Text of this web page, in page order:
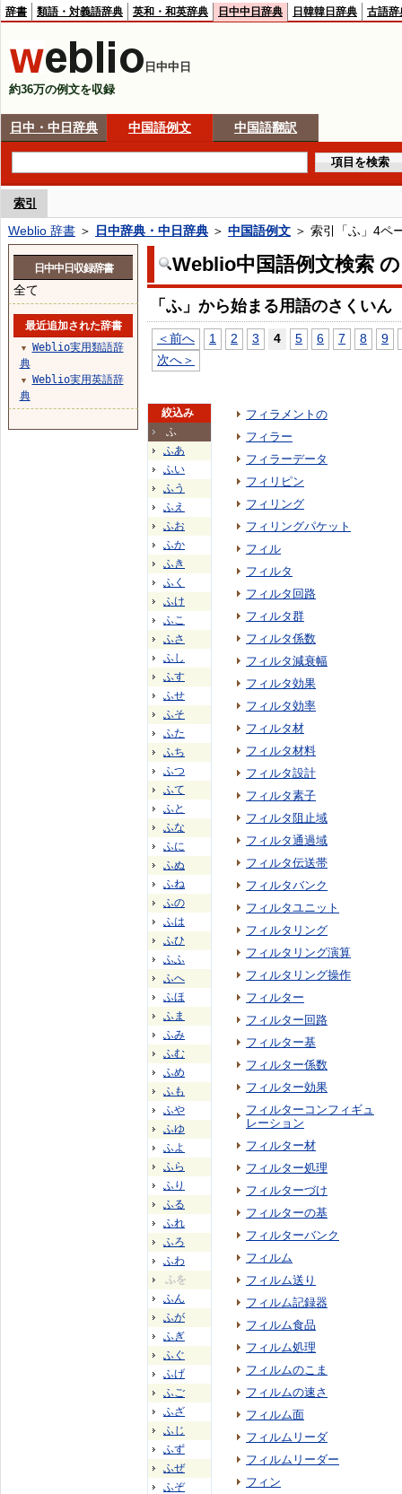
辞書 類語・対義語辞典 英和・和英辞典 日中中日辞典 日韓韓日辞典 古語辞
日中中日
約36万の例文を収録
日中・中日辞典 中国語例文 中国語翻訳
索引
Weblio 辞書 ＞ 日中辞典・中日辞典 ＞ 中国語例文 ＞ 索引「ふ」4ペ
Weblio中国語例文検索
「ふ」から始まる用語のさくいん
＜前へ 1 2 3 4 5 6 7 8
9
次へ＞
絞込み
ふ
ふあ
ふい
ふう
ふえ
ふお
ふか
ふき
ふく
ふけ
ふこ
ふさ
ふし
ふす
ふせ
ふそ
ふた
ふち
ふつ
ふて
ふと
ふな
ふに
ふぬ
ふね
ふの
ふは
ふひ
ふふ
ふへ
ふほ
ふま
ふみ
ふむ
ふめ
ふも
ふや
ふゆ
ふよ
ふら
ふり
ふる
ふれ
ふろ
ふわ
ふを
ふん
ふが
ふぎ
ふぐ
ふげ
ふご
ふざ
ふじ
ふず
ふぜ
ふぞ
フィラメントの
フィラー
フィラーデータ
フィリピン
フィリング
フィリングパケット
フィル
フィルタ
フィルタ回路
フィルタ群
フィルタ係数
フィルタ減衰幅
フィルタ効果
フィルタ効率
フィルタ材
フィルタ材料
フィルタ設計
フィルタ素子
フィルタ阻止域
フィルタ通過域
フィルタ伝送帯
フィルタバンク
フィルタユニット
フィルタリング
フィルタリング演算
フィルタリング操作
フィルター
フィルター回路
フィルター基
フィルター係数
フィルター効果
フィルターコンフィギュ
レーション
フィルター材
フィルター処理
フィルターづけ
フィルターの基
フィルターバンク
フィルム
フィルム送り
フィルム記録器
フィルム食品
フィルム処理
フィルムのこま
フィルムの速さ
フィルム面
フィルムリーダ
フィルムリーダー
フィン
日中中日収録辞書
全て
最近追加された辞書
▼
Weblio実用類語辞
典
▼
Weblio実用英語辞
典